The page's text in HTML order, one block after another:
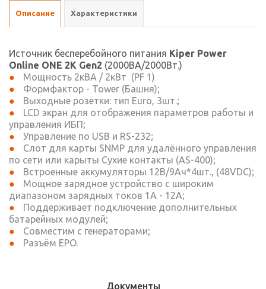
Описание Характеристики
Источник бесперебойного питания Kiper Power
Online ONE 2K Gen2 (2000ВА/2000Вт.)
Мощность 2кВА / 2кВт (PF 1)
Формфактор - Tower (Башня);
Выходные розетки: тип Euro, 3шт.;
LCD экран для отображения параметров работы и
управления ИБП;
Управление по USB и RS-232;
Слот для карты SNMP для удалённого управления
по сети или карыты Сухие контакты (AS-400);
Встроенные аккумуляторы 12В/9Ач*4шт., (48VDC);
Мощное зарядное устройство с широким
диапазоном зарядных токов 1A - 12A;
Поддерживает подключение дополнительных
батарейных модулей;
Совместим с генераторами;
Разъём EPO.
Документы